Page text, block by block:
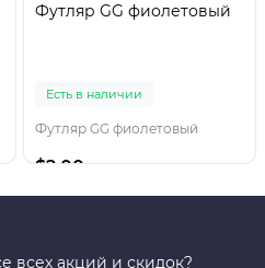
Футляр GG фиолетовый
Есть в наличии
Футляр GG фиолетовый
$2.00
всех акций и скидок?